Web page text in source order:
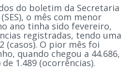
do boletim da Secretaria
o mês com menor
ano tinha sido fevereiro,
registradas, tendo uma
(casos). O pior mês foi
quando chegou a 44.686,
1.489 (ocorrências).